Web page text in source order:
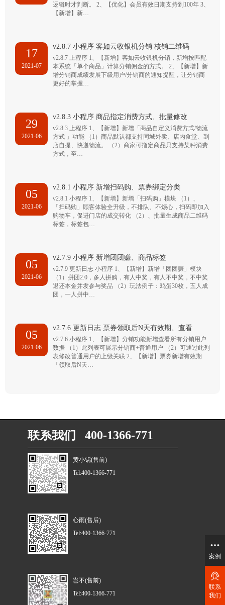
逻辑时才判断。 2、【优化】会员有效日期支持到100年 3、
【新增】新…
17
2021-07
v2.8.7 小程序 客如云收银机分销 核销二维码
v2.8.7 上程序 1、【新增】客如云收银机分销，新增按匹配
本系统「单个商品」计算分销佣金的方式。 2、【新增】新
增分销商成绩发展下级用户/分销商的通知提醒，让分销商
更好的掌握…
29
2021-06
v2.8.3 小程序 商品指定消费方式、批量修改
v2.8.3 上程序 1、【新增】新增「商品自定义消费方式/物流
方式 」功能 （1）商品默认都支持同城外卖、店内食堂、到
店自提、快递物流。 （2）商家可指定商品只支持某种消费
方式，至…
05
2021-06
v2.8.1 小程序 新增扫码购、票券绑定分类
v2.8.1 小程序 1、【新增】新增「扫码购」模块 （1）、
「扫码购」顾客体验全升级，不排队、不烦心，扫码即加入
购物车，促进门店的成交转化 （2）、批量生成商品二维码
标签，标签包…
05
2021-06
v2.7.9 小程序 新增团团赚、商品标签
v2.7.9 更新日志 小程序 1、【新增】新增「团团赚」模块
（1）拼团2.0，多人拼购，有人中奖，有人不中奖，不中奖
退还本金并发参与奖品 （2）玩法例子：鸡蛋30枚，五人成
团，一人拼中…
05
2021-06
v2.7.6 更新日志 票券领取后N天有效期、查看
v2.7.6 小程序 1、【新增】分销功能新增查看所有分销用户
数据 （1）此列表可展示分销商+普通用户 （2）可通过此列
表修改普通用户的上级关联 2、【新增】票券新增有效期
「领取后N天…
联系我们 400-1366-771
黄小锅(售前)
Tel:400-1366-771
心雨(售后)
Tel:400-1366-771
岂不(售前)
Tel:400-1366-771
案例
联系
我们